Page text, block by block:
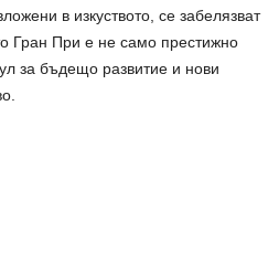
в изкуството, се забелязват
Гран При е не само престижно
за бъдещо развитие и нови